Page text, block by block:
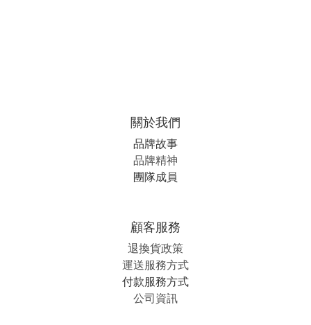
關於我們
品牌故事
品牌精神
團隊成員
顧客服務
退換貨政策
運送服務方式
付款服務方式
公司資訊